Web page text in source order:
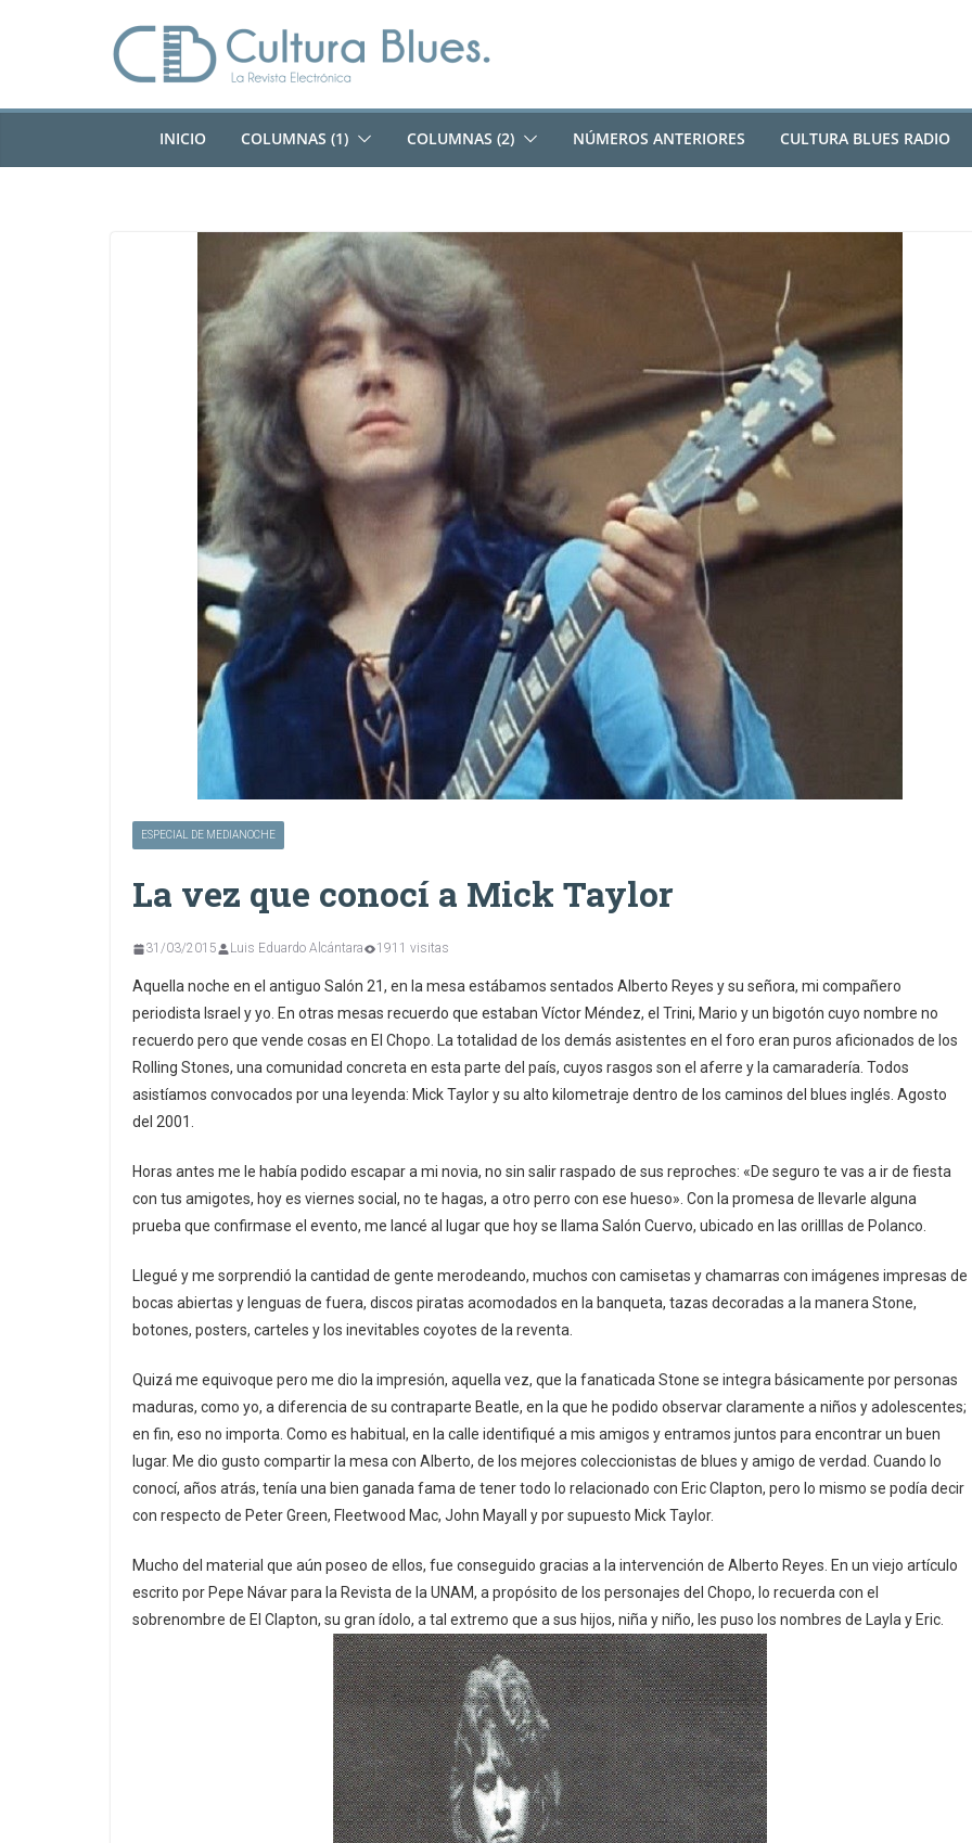
INICIO COLUMNAS (1) COLUMNAS (2) NÚMEROS ANTERIORES CULTURA BLUES RADIO
ESPECIAL DE MEDIANOCHE
La vez que conocí a Mick Taylor
31/03/2015 Luis Eduardo Alcántara 1911 visitas
Aquella noche en el antiguo Salón 21, en la mesa estábamos sentados Alberto Reyes y su señora, mi compañero
periodista Israel y yo. En otras mesas recuerdo que estaban Víctor Méndez, el Trini, Mario y un bigotón cuyo nombre no
recuerdo pero que vende cosas en El Chopo. La totalidad de los demás asistentes en el foro eran puros aficionados de los
Rolling Stones, una comunidad concreta en esta parte del país, cuyos rasgos son el aferre y la camaradería. Todos
asistíamos convocados por una leyenda: Mick Taylor y su alto kilometraje dentro de los caminos del blues inglés. Agosto
del 2001.
Horas antes me le había podido escapar a mi novia, no sin salir raspado de sus reproches: «De seguro te vas a ir de fiesta
con tus amigotes, hoy es viernes social, no te hagas, a otro perro con ese hueso». Con la promesa de llevarle alguna
prueba que confirmase el evento, me lancé al lugar que hoy se llama Salón Cuervo, ubicado en las orilllas de Polanco.
Llegué y me sorprendió la cantidad de gente merodeando, muchos con camisetas y chamarras con imágenes impresas de
bocas abiertas y lenguas de fuera, discos piratas acomodados en la banqueta, tazas decoradas a la manera Stone,
botones, posters, carteles y los inevitables coyotes de la reventa.
Quizá me equivoque pero me dio la impresión, aquella vez, que la fanaticada Stone se integra básicamente por personas
maduras, como yo, a diferencia de su contraparte Beatle, en la que he podido observar claramente a niños y adolescentes;
en fin, eso no importa. Como es habitual, en la calle identifiqué a mis amigos y entramos juntos para encontrar un buen
lugar. Me dio gusto compartir la mesa con Alberto, de los mejores coleccionistas de blues y amigo de verdad. Cuando lo
conocí, años atrás, tenía una bien ganada fama de tener todo lo relacionado con Eric Clapton, pero lo mismo se podía decir
con respecto de Peter Green, Fleetwood Mac, John Mayall y por supuesto Mick Taylor.
Mucho del material que aún poseo de ellos, fue conseguido gracias a la intervención de Alberto Reyes. En un viejo artículo
escrito por Pepe Návar para la Revista de la UNAM, a propósito de los personajes del Chopo, lo recuerda con el
sobrenombre de El Clapton, su gran ídolo, a tal extremo que a sus hijos, niña y niño, les puso los nombres de Layla y Eric.